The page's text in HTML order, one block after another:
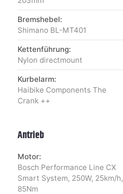
Bremshebel:
Shimano BL-MT401
Kettenführung:
Nylon directmount
Kurbelarm:
Haibike Components The
Crank ++
Antrieb
Motor:
Bosch Performance Line CX
Smart System, 250W, 25km/h,
85Nm